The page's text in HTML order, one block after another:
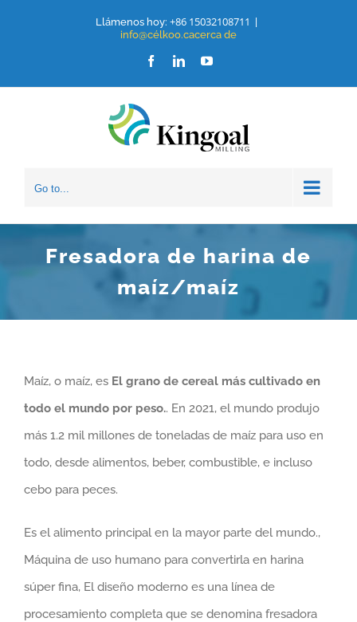
Llámenos hoy: +86 15032108711
info@célkoo.cacerca de
FacebookLinkedInYoutube
Go to...
Fresadora de harina de
maíz/maíz
Maíz, o maíz, es El grano de cereal más cultivado en
todo el mundo por peso.. En 2021, el mundo produjo
más 1.2 mil millones de toneladas de maíz para uso en
todo, desde alimentos, beber, combustible, e incluso
cebo para peces.
Es el alimento principal en la mayor parte del mundo.,
Máquina de uso humano para convertirla en harina
súper fina, El diseño moderno es una línea de
procesamiento completa que se denomina fresadora